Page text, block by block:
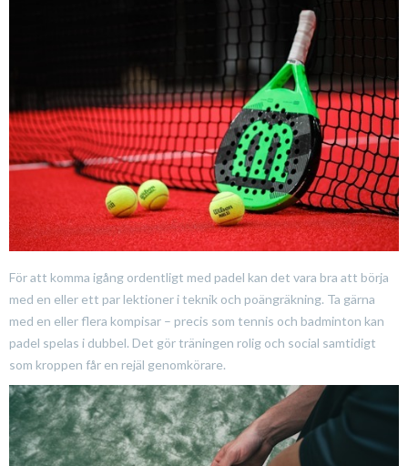
För att komma igång ordentligt med padel kan det vara bra att börja
med en eller ett par lektioner i teknik och poängräkning. Ta gärna
med en eller flera kompisar – precis som tennis och badminton kan
padel spelas i dubbel. Det gör träningen rolig och social samtidigt
som kroppen får en rejäl genomkörare.